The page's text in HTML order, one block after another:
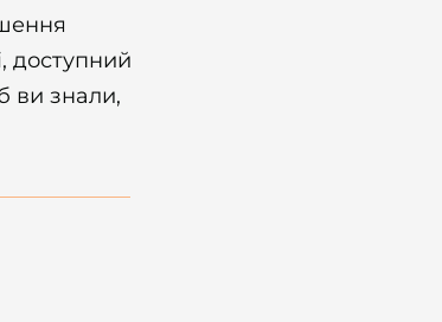
доступний
ви знали,